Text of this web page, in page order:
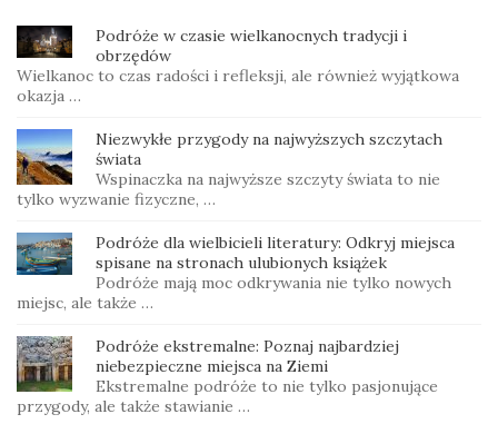
Podróże w czasie wielkanocnych tradycji i
obrzędów
Wielkanoc to czas radości i refleksji, ale również wyjątkowa
okazja …
Niezwykłe przygody na najwyższych szczytach
świata
Wspinaczka na najwyższe szczyty świata to nie
tylko wyzwanie fizyczne, …
Podróże dla wielbicieli literatury: Odkryj miejsca
spisane na stronach ulubionych książek
Podróże mają moc odkrywania nie tylko nowych
miejsc, ale także …
Podróże ekstremalne: Poznaj najbardziej
niebezpieczne miejsca na Ziemi
Ekstremalne podróże to nie tylko pasjonujące
przygody, ale także stawianie …